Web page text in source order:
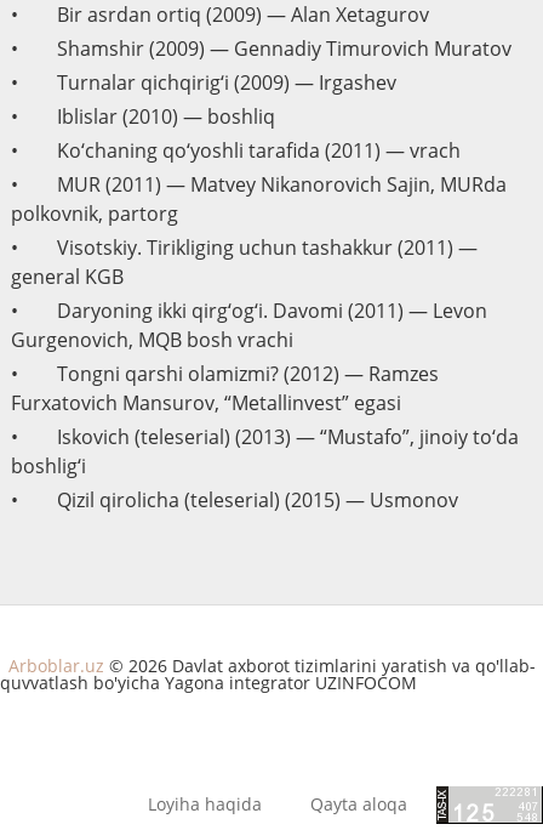
• Bir asrdan ortiq (2009) — Alan Xetagurov
• Shamshir (2009) — Gennadiy Timurovich Muratov
• Turnalar qichqirig‘i (2009) — Irgashev
• Iblislar (2010) — boshliq
• Ko‘chaning qo‘yoshli tarafida (2011) — vrach
• MUR (2011) — Matvey Nikanorovich Sajin, MURda
polkovnik, partorg
• Visotskiy. Tirikliging uchun tashakkur (2011) —
general KGB
• Daryoning ikki qirg‘og‘i. Davomi (2011) — Levon
Gurgenovich, MQB bosh vrachi
• Tongni qarshi olamizmi? (2012) — Ramzes
Furxatovich Mansurov, “Metallinvest” egasi
• Iskovich (teleserial) (2013) — “Mustafo”, jinoiy to‘da
boshlig‘i
• Qizil qirolicha (teleserial) (2015) — Usmonov
Arboblar.uz © 2026 Davlat axborot tizimlarini yaratish va qo'llab-
quvvatlash bo'yicha Yagona integrator UZINFOCOM
Loyiha haqida Qayta aloqa